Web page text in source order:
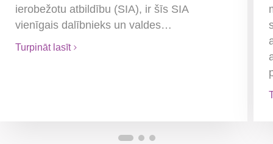
ierobežotu atbildību (SIA), ir šīs SIA
vienīgais dalībnieks un valdes…
Turpināt lasīt